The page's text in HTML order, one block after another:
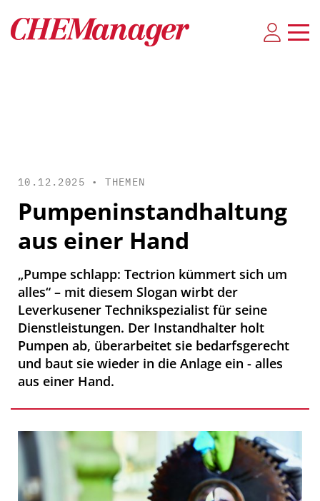
10.12.2025 •THEMEN
Pumpeninstandhaltung
aus einer Hand
„Pumpe schlapp: Tectrion kümmert sich um
alles“ – mit diesem Slogan wirbt der
Leverkusener Technikspezialist für seine
Dienstleistungen. Der Instandhalter holt
Pumpen ab, überarbeitet sie bedarfsgerecht
und baut sie wieder in die Anlage ein - alles
aus einer Hand.